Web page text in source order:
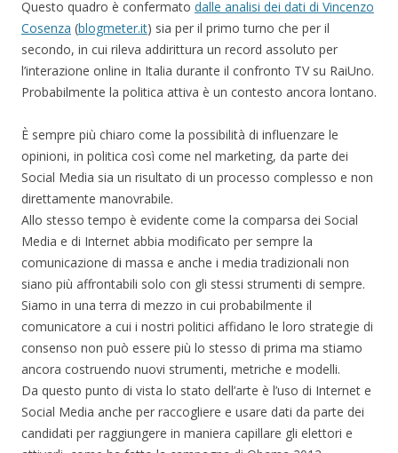
Questo quadro è confermato dalle analisi dei dati di Vincenzo
Cosenza (blogmeter.it) sia per il primo turno che per il
secondo, in cui rileva addirittura un record assoluto per
l’interazione online in Italia durante il confronto TV su RaiUno.
Probabilmente la politica attiva è un contesto ancora lontano.
È sempre più chiaro come la possibilità di influenzare le
opinioni, in politica così come nel marketing, da parte dei
Social Media sia un risultato di un processo complesso e non
direttamente manovrabile.
Allo stesso tempo è evidente come la comparsa dei Social
Media e di Internet abbia modificato per sempre la
comunicazione di massa e anche i media tradizionali non
siano più affrontabili solo con gli stessi strumenti di sempre.
Siamo in una terra di mezzo in cui probabilmente il
comunicatore a cui i nostri politici affidano le loro strategie di
consenso non può essere più lo stesso di prima ma stiamo
ancora costruendo nuovi strumenti, metriche e modelli.
Da questo punto di vista lo stato dell’arte è l’uso di Internet e
Social Media anche per raccogliere e usare dati da parte dei
candidati per raggiungere in maniera capillare gli elettori e